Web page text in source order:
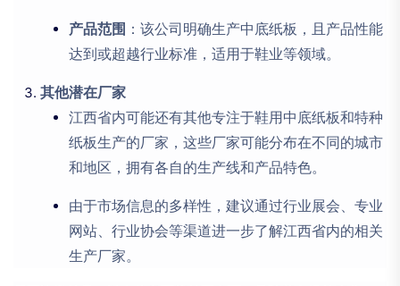
产品范围 ：该公司明确生产中底纸板，且产品性能
达到或超越行业标准，适用于鞋业等领域。
其他潜在厂家
江西省内可能还有其他专注于鞋用中底纸板和特种
纸板生产的厂家，这些厂家可能分布在不同的城市
和地区，拥有各自的生产线和产品特色。
由于市场信息的多样性，建议通过行业展会、专业
网站、行业协会等渠道进一步了解江西省内的相关
生产厂家。